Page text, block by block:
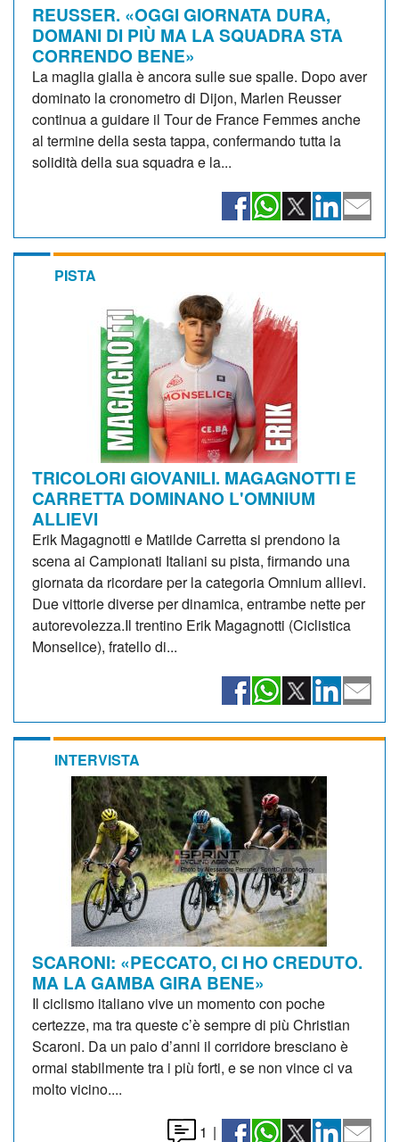
REUSSER. «OGGI GIORNATA DURA,
DOMANI DI PIÙ MA LA SQUADRA STA
CORRENDO BENE»
La maglia gialla è ancora sulle sue spalle. Dopo aver
dominato la cronometro di Dijon, Marlen Reusser
continua a guidare il Tour de France Femmes anche
al termine della sesta tappa, confermando tutta la
solidità della sua squadra e la...
PISTA
TRICOLORI GIOVANILI. MAGAGNOTTI E
CARRETTA DOMINANO L'OMNIUM
ALLIEVI
Erik Magagnotti e Matilde Carretta si prendono la
scena ai Campionati Italiani su pista, firmando una
giornata da ricordare per la categoria Omnium allievi.
Due vittorie diverse per dinamica, entrambe nette per
autorevolezza.Il trentino Erik Magagnotti (Ciclistica
Monselice), fratello di...
INTERVISTA
SCARONI: «PECCATO, CI HO CREDUTO.
MA LA GAMBA GIRA BENE»
Il ciclismo italiano vive un momento con poche
certezze, ma tra queste c’è sempre di più Christian
Scaroni. Da un paio d’anni il corridore bresciano è
ormai stabilmente tra i più forti, e se non vince ci va
molto vicino....
1 |